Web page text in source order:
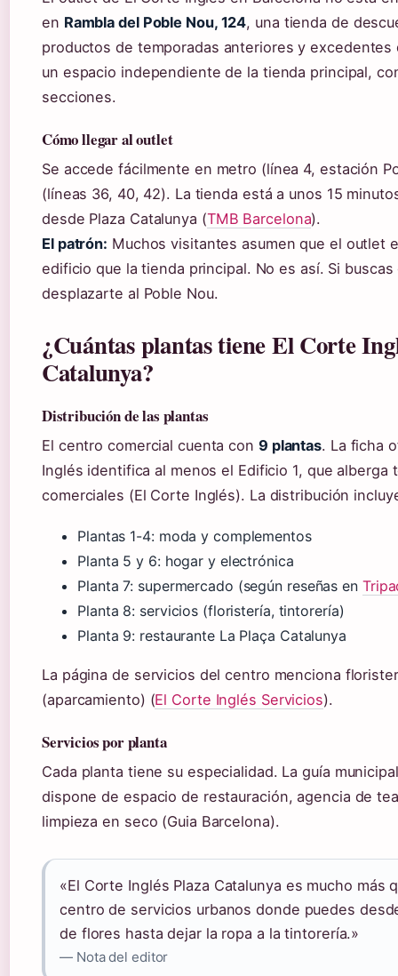
en Rambla del Poble Nou, 124, una tienda de
productos de temporadas anteriores y excedentes
un espacio independiente de la tienda principal,
secciones.
Cómo llegar al outlet
Se accede fácilmente en metro (línea 4, estación
(líneas 36, 40, 42). La tienda está a unos 15
desde Plaza Catalunya (TMB Barcelona).
El patrón: Muchos visitantes asumen que el outlet
edificio que la tienda principal. No es así. Si
desplazarte al Poble Nou.
¿Cuántas plantas tiene El Corte
Catalunya?
Distribución de las plantas
El centro comercial cuenta con 9 plantas. La ficha
Inglés identifica al menos el Edificio 1, que alberga
comerciales (El Corte Inglés). La distribución
Plantas 1-4: moda y complementos
Planta 5 y 6: hogar y electrónica
Planta 7: supermercado (según reseñas en
Planta 8: servicios (floristería, tintorería)
Planta 9: restaurante La Plaça Catalunya
La página de servicios del centro menciona
(aparcamiento) (El Corte Inglés Servicios).
Servicios por planta
Cada planta tiene su especialidad. La guía
dispone de espacio de restauración, agencia de
limpieza en seco (Guia Barcelona).
«El Corte Inglés Plaza Catalunya es mucho más
centro de servicios urbanos donde puedes
de flores hasta dejar la ropa a la tintorería.»
— Nota del editor